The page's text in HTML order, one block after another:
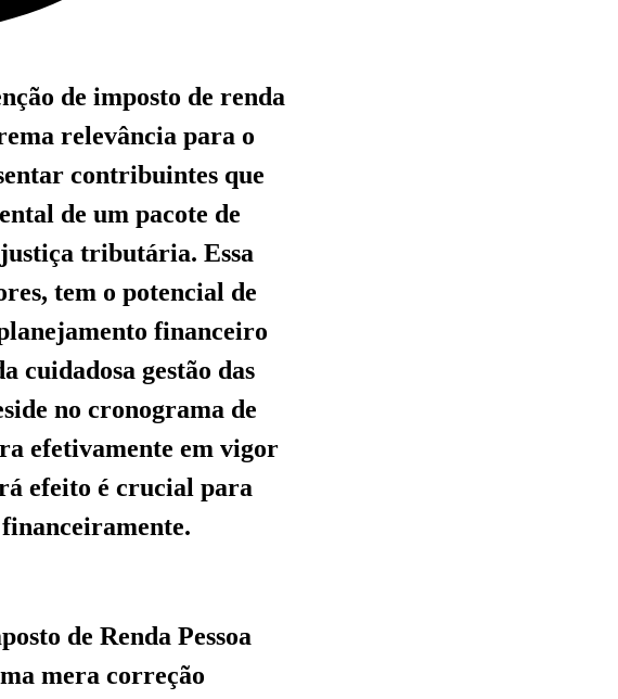
de imposto de renda
relevância para o
contribuintes que
de um pacote de
tributária. Essa
tem o potencial de
financeiro
cuidadosa gestão das
no cronograma de
efetivamente em vigor
efeito é crucial para
financeiramente.
de Renda Pessoa
mera correção